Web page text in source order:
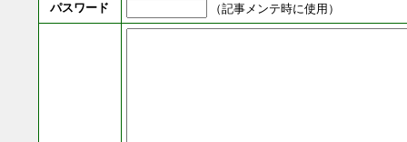
パスワード （記事メンテ時に使用）